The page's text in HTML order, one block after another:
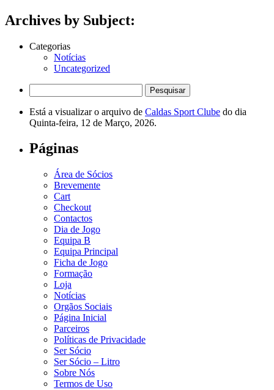
Archives by Subject:
Categorias
Notícias
Uncategorized
por:
Está a visualizar o arquivo de Caldas Sport Clube do dia
Quinta-feira, 12 de Março, 2026.
Páginas
Área de Sócios
Brevemente
Cart
Checkout
Contactos
Dia de Jogo
Equipa B
Equipa Principal
Ficha de Jogo
Formação
Loja
Notícias
Orgãos Sociais
Página Inicial
Parceiros
Políticas de Privacidade
Ser Sócio
Ser Sócio – Litro
Sobre Nós
Termos de Uso